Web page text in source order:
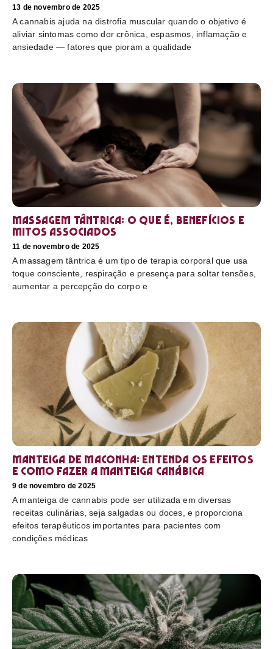
13 de novembro de 2025
A cannabis ajuda na distrofia muscular quando o objetivo é
aliviar sintomas como dor crônica, espasmos, inflamação e
ansiedade — fatores que pioram a qualidade
Massagem tântrica: o que é, benefícios e
mitos associados
11 de novembro de 2025
A massagem tântrica é um tipo de terapia corporal que usa
toque consciente, respiração e presença para soltar tensões,
aumentar a percepção do corpo e
Manteiga de maconha: entenda os efeitos
e como fazer a manteiga canábica
9 de novembro de 2025
A manteiga de cannabis pode ser utilizada em diversas
receitas culinárias, seja salgadas ou doces, e proporciona
efeitos terapêuticos importantes para pacientes com
condições médicas